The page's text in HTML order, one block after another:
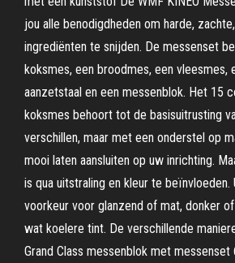
jou alle benodigdheden om harde,
ingrediënten te snijden. De messenset
koksmes, een broodmes, een vleesmes,
aanzetstaal en een messenblok. Het 15
koksmes behoort tot de basisuitrusting
verschillen, maar met een onderstel op
mooi laten aansluiten op uw inrichting.
is qua uitstraling en kleur te beïnvloeden.
voorkeur voor glanzend of mat, donker
wat koelere tint. De verschillende
Grand Class messenblok met messenset